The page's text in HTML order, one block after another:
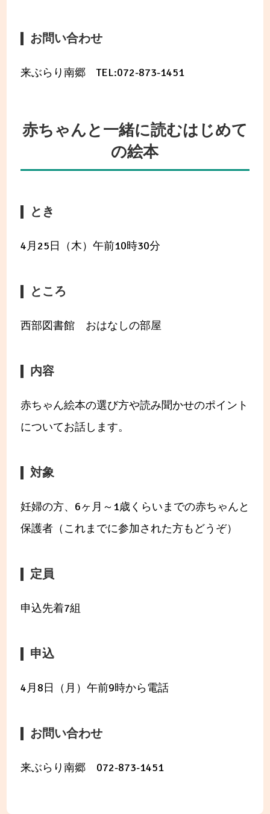
お問い合わせ
来ぶらり南郷 TEL:072-873-1451
赤ちゃんと一緒に読むはじめて
の絵本
とき
4月25日（木）午前10時30分
ところ
西部図書館 おはなしの部屋
内容
赤ちゃん絵本の選び方や読み聞かせのポイント
についてお話します。
対象
妊婦の方、6ヶ月～1歳くらいまでの赤ちゃんと
保護者（これまでに参加された方もどうぞ）
定員
申込先着7組
申込
4月8日（月）午前9時から電話
お問い合わせ
来ぶらり南郷 072-873-1451